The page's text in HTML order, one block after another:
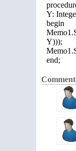
Y:
begin
Y)));
end;